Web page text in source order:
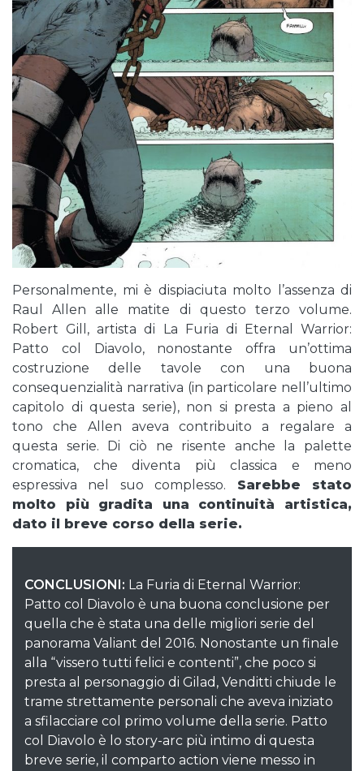
Personalmente, mi è dispiaciuta molto l’assenza di
Raul Allen alle matite di questo terzo volume.
Robert Gill, artista di La Furia di Eternal Warrior:
Patto col Diavolo, nonostante offra un’ottima
costruzione delle tavole con una buona
consequenzialità narrativa (in particolare nell’ultimo
capitolo di questa serie), non si presta a pieno al
tono che Allen aveva contribuito a regalare a
questa serie. Di ciò ne risente anche la palette
cromatica, che diventa più classica e meno
espressiva nel suo complesso. Sarebbe stato
molto più gradita una continuità artistica,
dato il breve corso della serie.
CONCLUSIONI: La Furia di Eternal Warrior:
Patto col Diavolo è una buona conclusione per
quella che è stata una delle migliori serie del
panorama Valiant del 2016. Nonostante un finale
alla “vissero tutti felici e contenti”, che poco si
presta al personaggio di Gilad, Venditti chiude le
trame strettamente personali che aveva iniziato
a sfilacciare col primo volume della serie. Patto
col Diavolo è lo story-arc più intimo di questa
breve serie, il comparto action viene messo in